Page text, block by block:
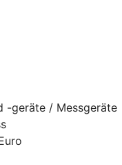
-geräte / Messgeräte